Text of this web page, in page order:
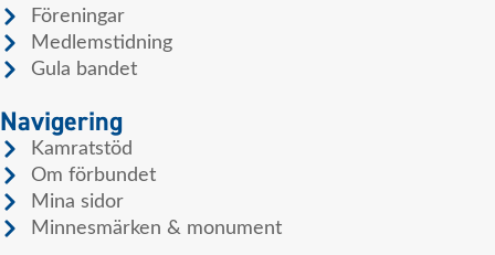
Föreningar
Medlemstidning
Gula bandet
Navigering
Kamratstöd
Om förbundet
Mina sidor
Minnesmärken & monument